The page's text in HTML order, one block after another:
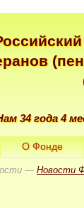
34 года 4
О Фонде
— Новости